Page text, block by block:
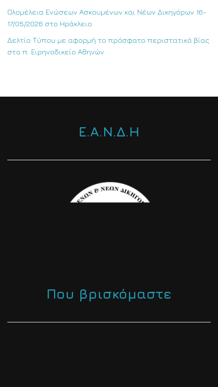
Ολομέλεια Ενώσεων Ασκουμένων και Νέων Δικηγόρων 16-
17/05/2026 στο Ηράκλειο
Δελτίο Τύπου με αφορμή το πρόσφατο περιστατικό βίας
στο π. Ειρηνοδικείο Αθηνών
Ε.Α.Ν.Δ.Η
Που βρισκόμαστε